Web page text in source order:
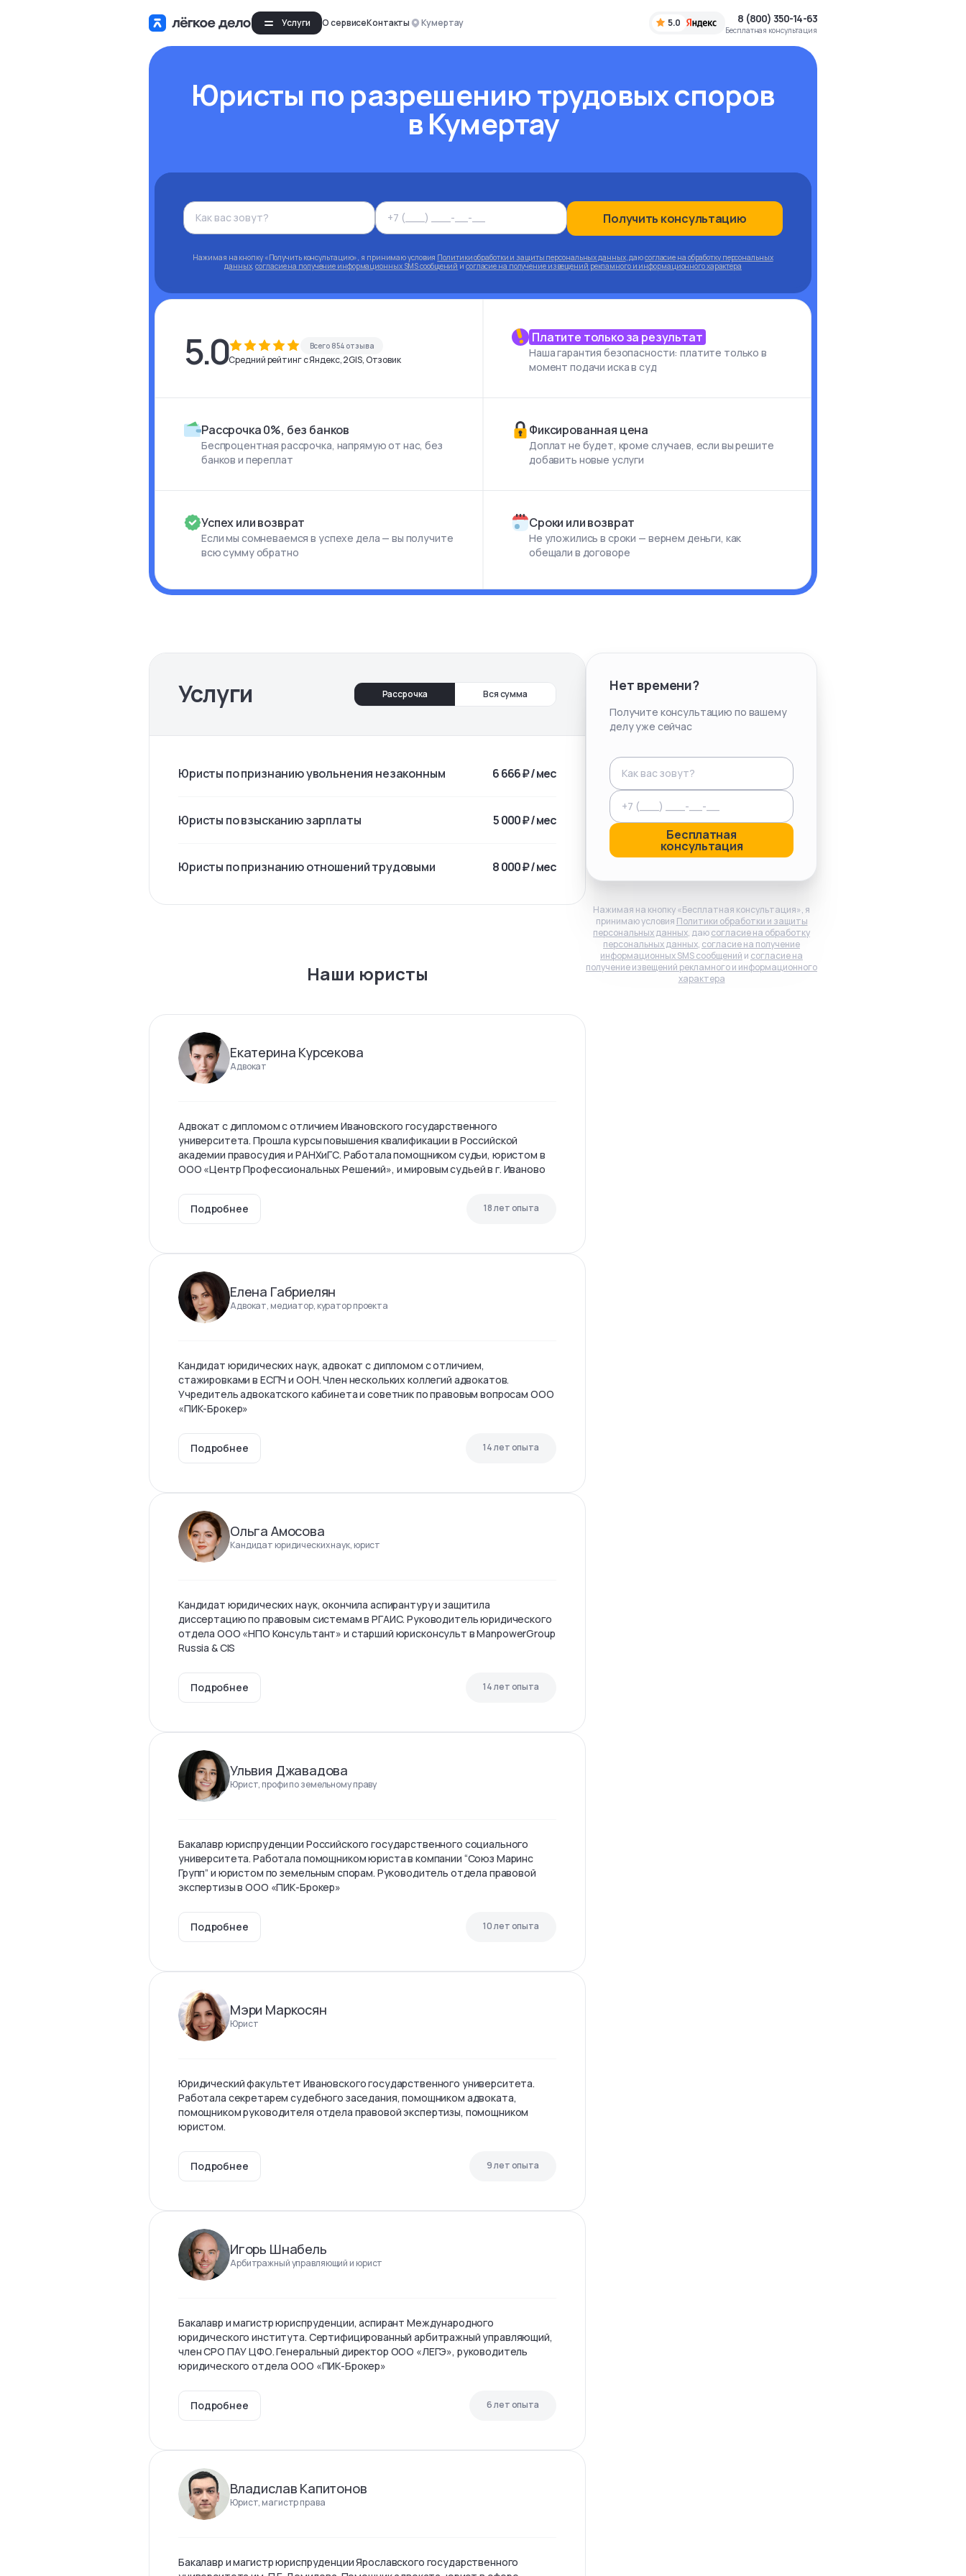
Услуги О сервисеКонтакты Кумертау 5.0 8 (800) 350-14-63
Бесплатная консультация
Юристы по разрешению трудовых споров
в Кумертау
Получить консультацию
Нажимая на кнопку «Получить консультацию», я принимаю условия Политики обработки и защиты персональных данных, даюсогласие на обработку персональных
данных,согласие на получение информационных SMS сообщений и согласие на получение извещений рекламного и информационного характера
5.0 Всего 854 отзыва
Средний рейтинг с Яндекс, 2GIS, Отзовик
Платите только за результат
Наша гарантия безопасности: платите только в
момент подачи иска в суд
Рассрочка 0%, без банков
Беспроцентная рассрочка, напрямую от нас, без
банков и переплат
Фиксированная цена
Доплат не будет, кроме случаев, если вы решите
добавить новые услуги
Успех или возврат
Если мы сомневаемся в успехе дела — вы получите
всю сумму обратно
Сроки или возврат
Не уложились в сроки — вернем деньги, как
обещали в договоре
Услуги Рассрочка Вся сумма
Юристы по признанию увольнения незаконным 6 666 ₽ / мес
Юристы по взысканию зарплаты 5 000 ₽ / мес
Юристы по признанию отношений трудовыми 8 000 ₽ / мес
Наши юристы
Екатерина Курсекова
Адвокат
Адвокат с дипломом с отличием Ивановского государственного
университета. Прошла курсы повышения квалификации в Российской
академии правосудия и РАНХиГС. Работала помощником судьи, юристом в
ООО «Центр Профессиональных Решений», и мировым судьей в г. Иваново
Подробнее 18 лет опыта
Елена Габриелян
Адвокат, медиатор, куратор проекта
Кандидат юридических наук, адвокат с дипломом с отличием,
стажировками в ЕСПЧ и ООН. Член нескольких коллегий адвокатов.
Учредитель адвокатского кабинета и советник по правовым вопросам ООО
«ПИК-Брокер»
Подробнее 14 лет опыта
Ольга Амосова
Кандидат юридических наук, юрист
Кандидат юридических наук, окончила аспирантуру и защитила
диссертацию по правовым системам в РГАИС. Руководитель юридического
отдела ООО «НПО Консультант» и старший юрисконсульт в ManpowerGroup
Russia & CIS
Подробнее 14 лет опыта
Ульвия Джавадова
Юрист, профи по земельному праву
Бакалавр юриспруденции Российского государственного социального
университета. Работала помощником юриста в компании “Союз Маринс
Групп” и юристом по земельным спорам. Руководитель отдела правовой
экспертизы в ООО «ПИК-Брокер»
Подробнее 10 лет опыта
Мэри Маркосян
Юрист
Юридический факультет Ивановского государственного университета.
Работала секретарем судебного заседания, помощником адвоката,
помощником руководителя отдела правовой экспертизы, помощником
юристом.
Подробнее 9 лет опыта
Игорь Шнабель
Арбитражный управляющий и юрист
Бакалавр и магистр юриспруденции, аспирант Международного
юридического института. Сертифицированный арбитражный управляющий,
член СРО ПАУ ЦФО. Генеральный директор ООО «ЛЕГЭ», руководитель
юридического отдела ООО «ПИК-Брокер»
Подробнее 6 лет опыта
Владислав Капитонов
Юрист, магистр права
Бакалавр и магистр юриспруденции Ярославского государственного
Нет времени?
Получите консультацию по вашему
делу уже сейчас
Бесплатная
консультация
Нажимая на кнопку «Бесплатная консультация», я
принимаю условия Политики обработки и защиты
персональных данных, даюсогласие на обработку
персональных данных, согласие на получение
информационных SMS сообщений и согласие на
получение извещений рекламного и информационного
характера